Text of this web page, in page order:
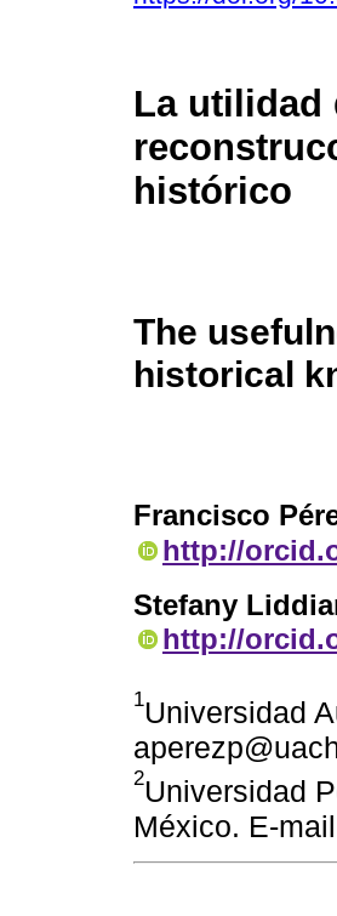
La utilidad
histórico
The
historical
Francisco
http://
Stefany
http://
1Universidad
2Universidad
México. E-